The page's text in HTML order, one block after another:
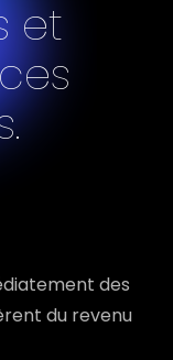
et
des
du revenu